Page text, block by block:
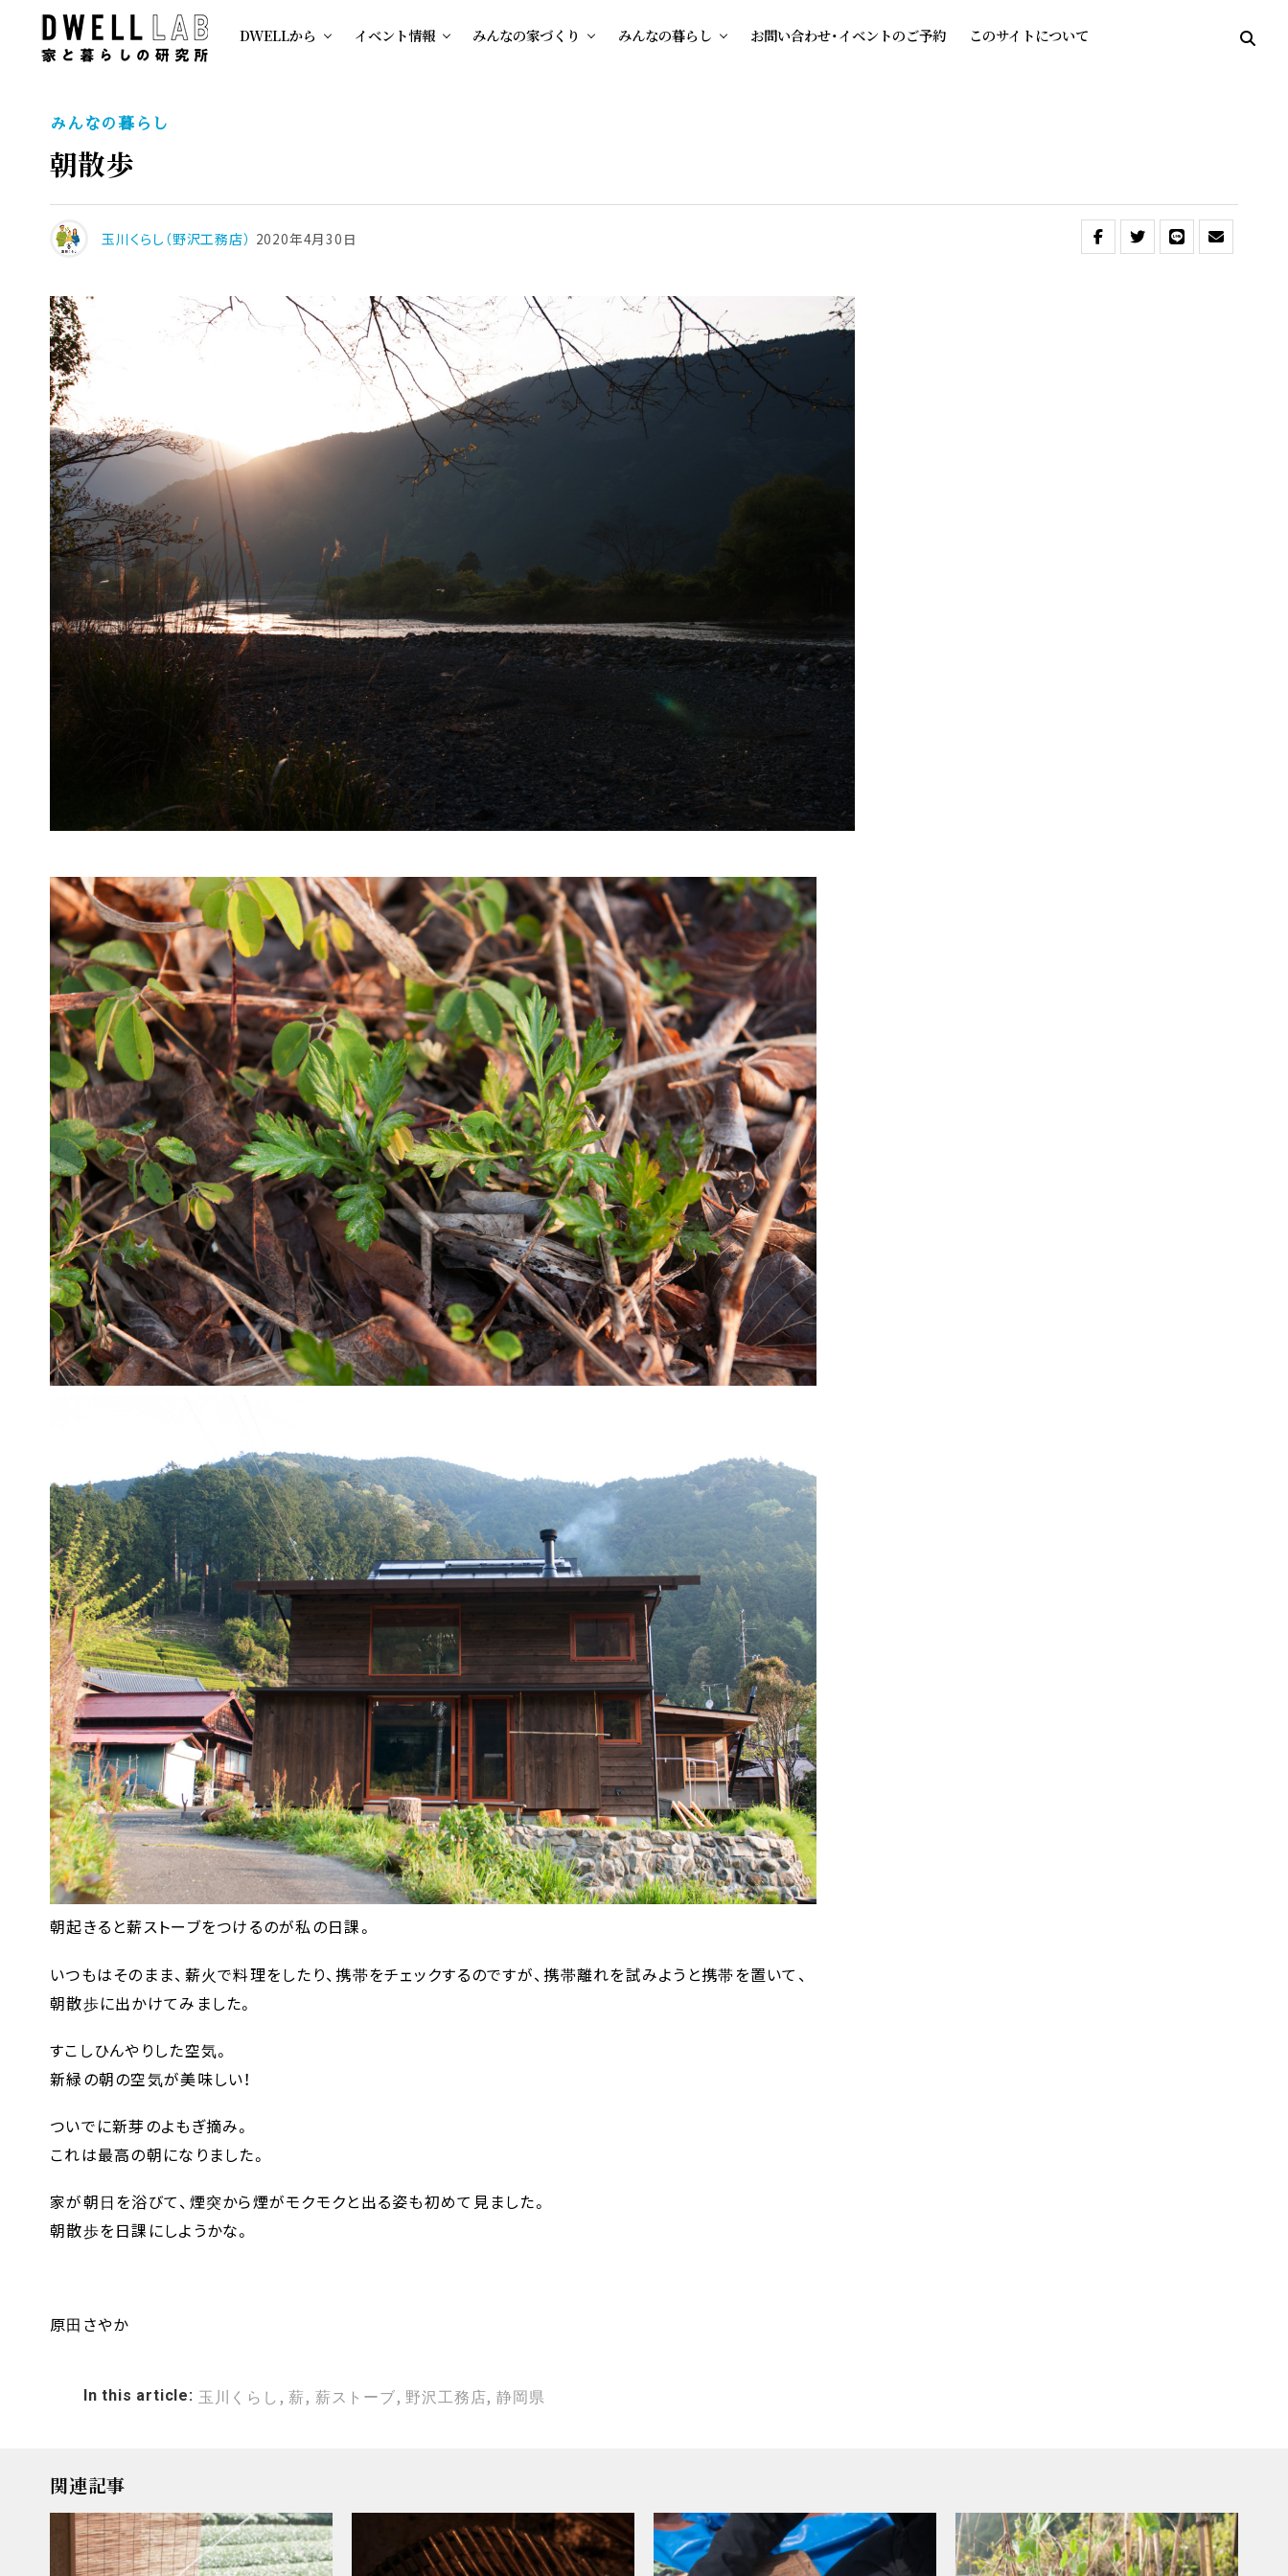
DWELLから イベント情報 みんなの家づくり みんなの暮らし お問い合わせ・イベントのご予約 このサイトについて
みんなの暮らし
朝散歩
玉川くらし（野沢工務店） 2020年4月30日
朝起きると薪ストーブをつけるのが私の日課。
いつもはそのまま、薪火で料理をしたり、携帯をチェックするのですが、携帯離れを試みようと携帯を置いて、
朝散歩に出かけてみました。
すこしひんやりした空気。
新緑の朝の空気が美味しい！
ついでに新芽のよもぎ摘み。
これは最高の朝になりました。
家が朝日を浴びて、煙突から煙がモクモクと出る姿も初めて見ました。
朝散歩を日課にしようかな。
原田さやか
In this article: 玉川くらし ,薪 , 薪ストーブ, 野沢工務店,静岡県
関連記事